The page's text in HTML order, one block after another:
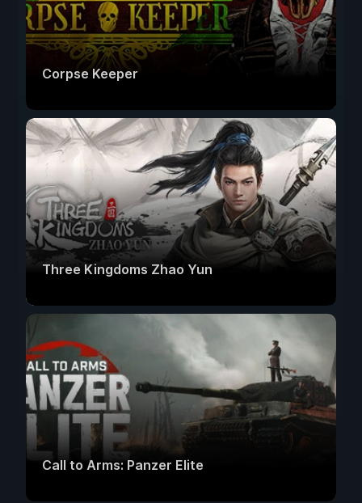
Corpse Keeper
Three Kingdoms Zhao Yun
Call to Arms: Panzer Elite